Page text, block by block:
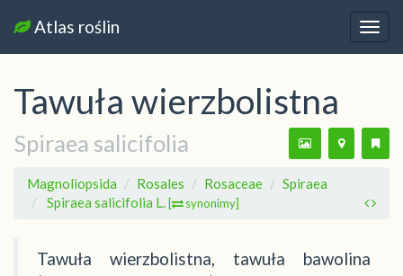
Atlas roślin
Tawuła wierzbolistna
Spiraea salicifolia
Magnoliopsida Rosales Rosaceae
Spiraea
Spiraea salicifolia L. [ synonimy]
Tawuła wierzbolistna, tawuła bawolina